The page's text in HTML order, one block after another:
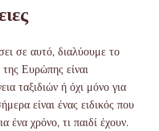
σε αυτό, διαλύουμε το
Ευρώπης είναι
ταξιδιών ή όχι μόνο για
είναι ένας ειδικός που
ένα χρόνο, τι παιδί έχουν.